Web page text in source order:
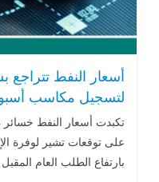
أسعار النفط
لتسجيل مكاسب
تكبدت أسعار النفط
على توقعات تشير لوفرة
بارتفاع الطلب العام